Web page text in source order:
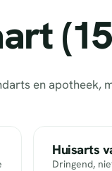
en
Huisarts
Dringend,